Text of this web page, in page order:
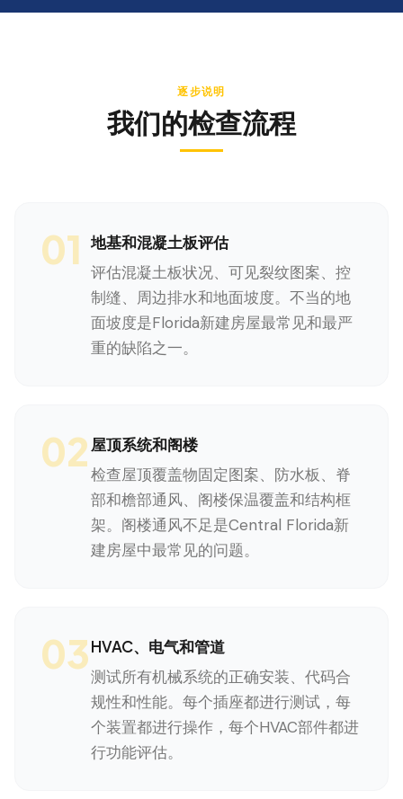
逐步说明
我们的检查流程
01 地基和混凝土板评估
评估混凝土板状况、可见裂纹图案、控
制缝、周边排水和地面坡度。不当的地
面坡度是Florida新建房屋最常见和最严
重的缺陷之一。
02 屋顶系统和阁楼
检查屋顶覆盖物固定图案、防水板、脊
部和檐部通风、阁楼保温覆盖和结构框
架。阁楼通风不足是Central Florida新
建房屋中最常见的问题。
03HVAC、电气和管道
测试所有机械系统的正确安装、代码合
规性和性能。每个插座都进行测试，每
个装置都进行操作，每个HVAC部件都进
行功能评估。